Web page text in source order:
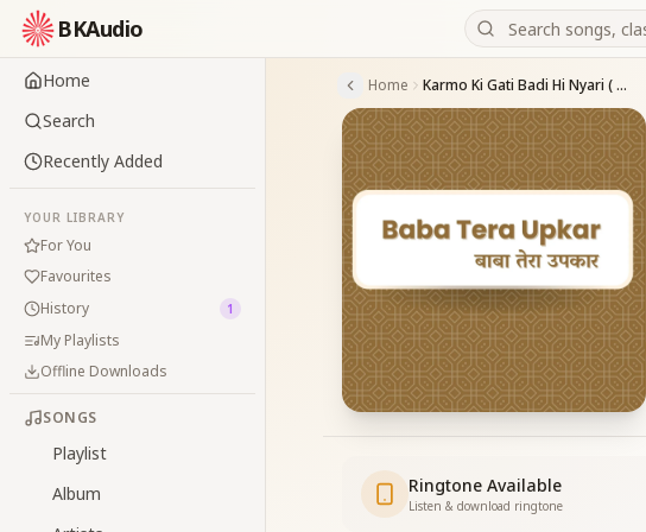
BKAudio
Home
Search
Recently Added
YOUR LIBRARY
For You
Favourites
History
1
My Playlists
Offline Downloads
SONGS
Playlist
Album
Home Karmo Ki Gati Badi Hi Nyari ( Duet)
Ringtone Available
Listen & download ringtone